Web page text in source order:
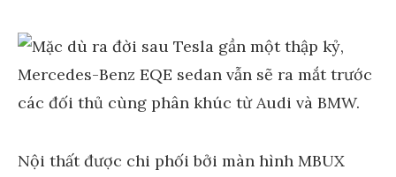
Nội thất được chi phối bởi màn hình MBUX